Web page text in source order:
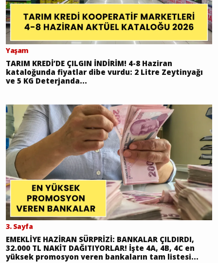
Yaşam
TARIM KREDİ’DE ÇILGIN İNDİRİM! 4-8 Haziran
kataloğunda fiyatlar dibe vurdu: 2 Litre Zeytinyağı
ve 5 KG Deterjanda...
3. Sayfa
EMEKLİYE HAZİRAN SÜRPRİZİ: BANKALAR ÇILDIRDI,
32.000 TL NAKİT DAĞITIYORLAR! İşte 4A, 4B, 4C en
yüksek promosyon veren bankaların tam listesi...